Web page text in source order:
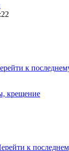
к
крещение
к